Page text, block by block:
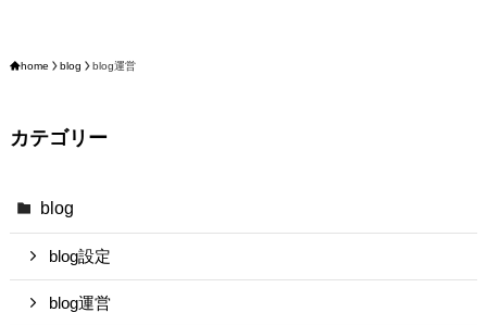
home blog blog運営
カテゴリー
blog
blog設定
blog運営